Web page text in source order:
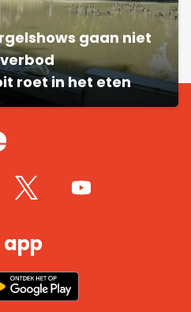
gaan niet
roet in het eten
app